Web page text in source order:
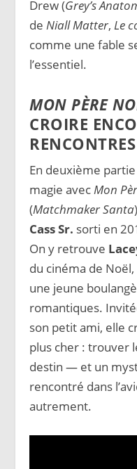
Drew (Grey’s
deNiall Matter,Le
comme une fable
l’essentiel.
MON PÈRE
CROIRE
En deuxième
magie avecMon
(Matchmaker Santa
Cass Sr. sorti en
On y retrouve
du cinéma de
une jeune
romantiques.
son petit ami, elle
plus cher : trouver
destin — et un
rencontré dans
autrement.